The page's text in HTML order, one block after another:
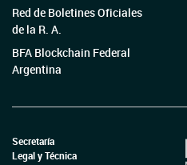
Red de Boletines Oficiales
de la R. A.
BFA Blockchain Federal
Argentina
Secretaría
Legal y Técnica